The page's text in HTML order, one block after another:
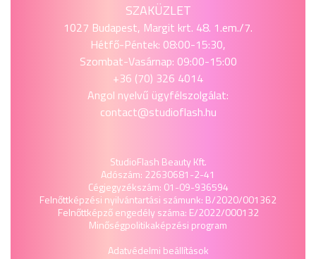
SZAKÜZLET
1027 Budapest, Margit krt. 48. 1.em./7.
Hétfő-Péntek: 08:00-15:30,
Szombat-Vasárnap: 09:00-15:00
+36 (70) 326 4014
Angol nyelvű ügyfélszolgálat:
contact@studioflash.hu
StudioFlash Beauty Kft.
Adószám: 22630681-2-41
Cégjegyzékszám: 01-09-936594
Felnőttképzési nyilvántartási számunk: B/2020/001362
Felnőttképző engedély száma: E/2022/000132
Minőségpolitikaképzési program
Adatvédelmi beállítások